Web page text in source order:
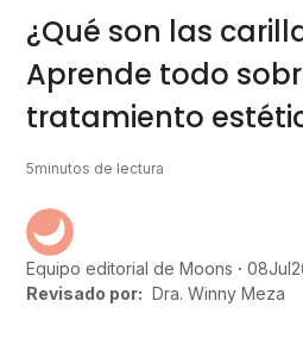
¿Qué son las
Aprende todo
tratamiento
5minutos de lectura
Equipo editorial de Moons 08Jul
Revisado por: Dra. Winny Meza